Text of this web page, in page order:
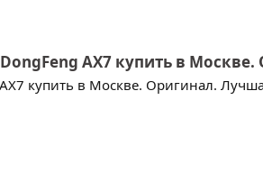
AX7 купить в
купить в Москве. Оригинал.